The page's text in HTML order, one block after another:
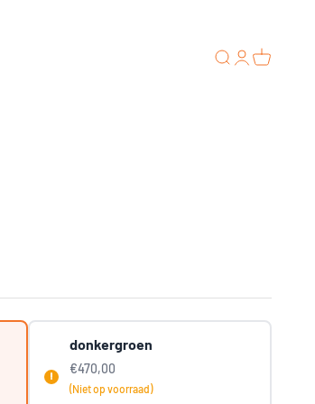
ZoekenInloggen
donkergroen
€470,00
(Niet op voorraad)